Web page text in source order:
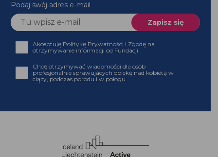
Podaj swój adres e-mail
Akceptuję Politykę Prywatności i Zgodę na
otrzymywanie informacji od Fundacji
Chcę otrzymywać wiadomości dla osób
profesjonalnie sprawujących opiekę nad kobietą w
ciąży, podczas porodu i w połogu